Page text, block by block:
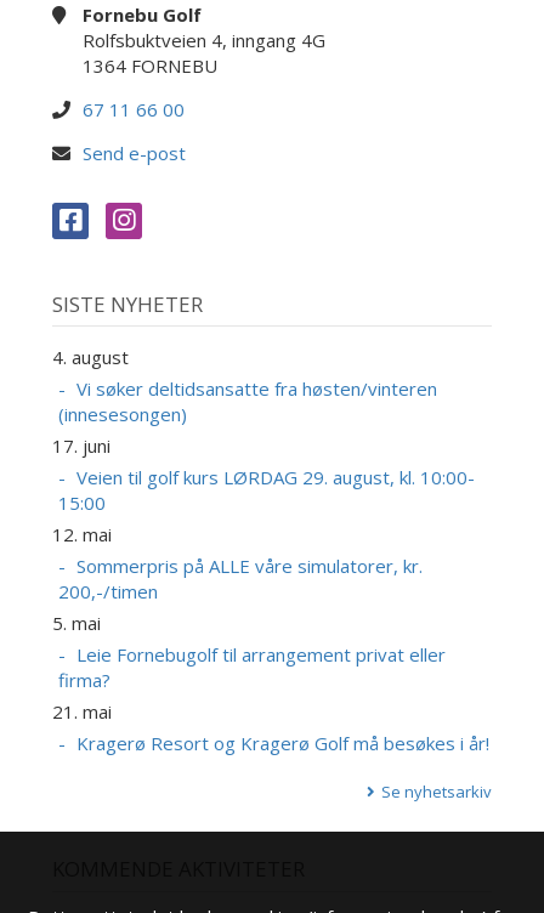
Fornebu Golf
Rolfsbuktveien 4, inngang 4G
1364 FORNEBU
67 11 66 00
Send e-post
SISTE NYHETER
4. august
Vi søker deltidsansatte fra høsten/vinteren
(innesesongen)
17. juni
Veien til golf kurs LØRDAG 29. august, kl. 10:00-
15:00
12. mai
Sommerpris på ALLE våre simulatorer, kr.
200,-/timen
5. mai
Leie Fornebugolf til arrangement privat eller
firma?
21. mai
Kragerø Resort og Kragerø Golf må besøkes i år!
Se nyhetsarkiv